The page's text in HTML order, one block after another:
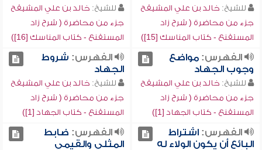
للشيخ: خالد بن علي المشيقح
جزء من محاضرة ( شرح زاد
المستقنع - كتاب المناسك [15])
للشيخ: خالد بن علي المشيقح
جزء من محاضرة ( شرح زاد
المستقنع - كتاب المناسك [16])
الفهرس:مواضع
وجوب الجهاد
للشيخ: خالد بن علي المشيقح
جزء من محاضرة ( شرح زاد
المستقنع - كتاب الجهاد [1])
الفهرس: شروط
الجهاد
للشيخ: خالد بن علي المشيقح
جزء من محاضرة ( شرح زاد
المستقنع - كتاب الجهاد [1])
الفهرس:اشتراط
البائع أن يكون الولاء له
الفهرس: ضابط
المثلي والقيمي